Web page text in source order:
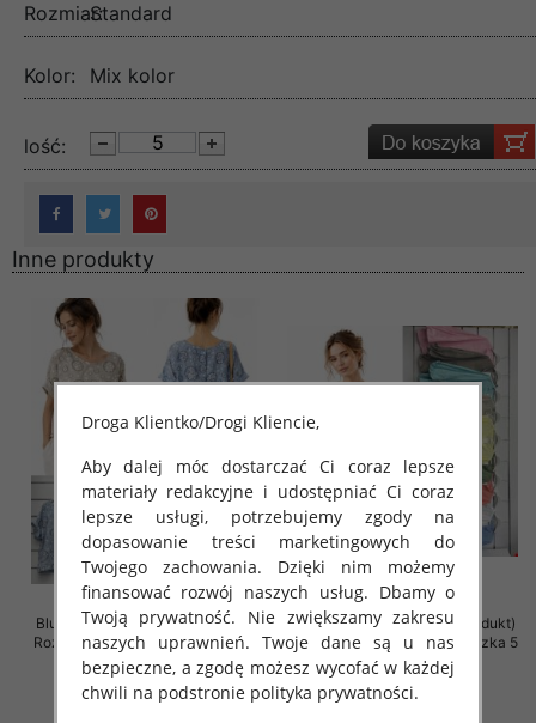
Rozmiar:Standard
Kolor: Mix kolor
lość:
Inne produkty
Bluzki damskie (Włoskie produkt)
Roz Standard, Mix Kolor Paczka 5
szt
46.00 zł
Bluzki damskie (Włoskie produkt)
Roz Standard, Mix Kolor Paczka 5
szt
46.00 zł
Droga Klientko/Drogi Kliencie,
Aby dalej móc dostarczać Ci coraz lepsze
materiały redakcyjne i udostępniać Ci coraz
lepsze usługi, potrzebujemy zgody na
dopasowanie treści marketingowych do
Twojego zachowania. Dzięki nim możemy
finansować rozwój naszych usług. Dbamy o
Twoją prywatność. Nie zwiększamy zakresu
naszych uprawnień. Twoje dane są u nas
bezpieczne, a zgodę możesz wycofać w każdej
chwili na podstronie polityka prywatności.